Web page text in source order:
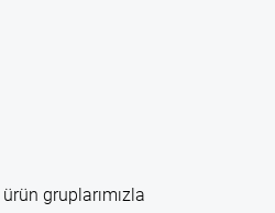
gruplarımızla